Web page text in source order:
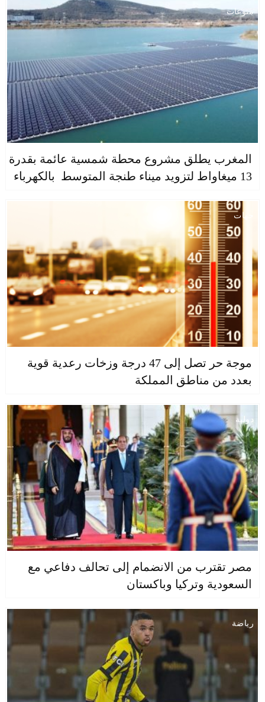
منوعات
المغرب يطلق مشروع محطة شمسية عائمة بقدرة
13 ميغاواط لتزويد ميناء طنجة المتوسط بالكهرباء
جهات
موجة حر تصل إلى 47 درجة وزخات رعدية قوية
بعدد من مناطق المملكة
دولية
مصر تقترب من الانضمام إلى تحالف دفاعي مع
السعودية وتركيا وباكستان
رياضة